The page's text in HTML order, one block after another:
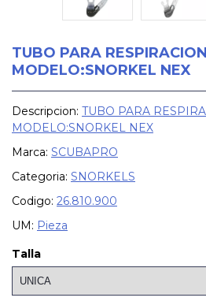
TUBO PARA
MODELO:SNORKEL NEX
Descripcion: TUBO PARA
MODELO:SNORKEL NEX
Marca: SCUBAPRO
Categoria: SNORKELS
Codigo: 26.810.900
UM: Pieza
Talla